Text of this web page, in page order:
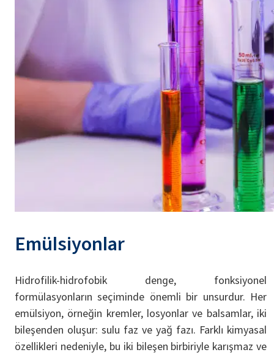
Emülsiyonlar
Hidrofilik-hidrofobik denge, fonksiyonel
formülasyonların seçiminde önemli bir unsurdur. Her
emülsiyon, örneğin kremler, losyonlar ve balsamlar, iki
bileşenden oluşur: sulu faz ve yağ fazı. Farklı kimyasal
özellikleri nedeniyle, bu iki bileşen birbiriyle karışmaz ve